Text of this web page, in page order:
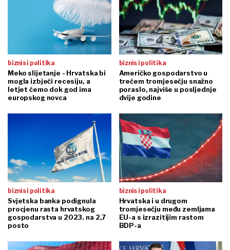
biznis i politika
Meko slijetanje - Hrvatska bi
mogla izbjeći recesiju, a
letjet ćemo dok god ima
europskog novca
biznis i politika
Američko gospodarstvo u
trećem tromjesečju snažno
poraslo, najviše u posljednje
dvije godine
biznis i politika
Svjetska banka podignula
procjenu rasta hrvatskog
gospodarstva u 2023. na 2,7
posto
biznis i politika
Hrvatska i u drugom
tromjesečju među zemljama
EU-a s izrazitijim rastom
BDP-a